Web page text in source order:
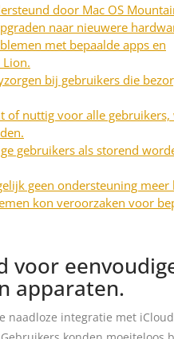
door Mac OS
naar nieuwere
met bepaalde apps en
bij gebruikers die
of nuttig voor alle
gebruikers als storend
geen ondersteuning meer
kon veroorzaken voor
voor
apparaten.
naadloze integratie met